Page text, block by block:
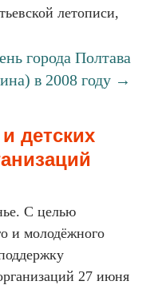
летописи,
города Полтава
в 2008 году →
детских
С целью
и молодёжного
27 июня